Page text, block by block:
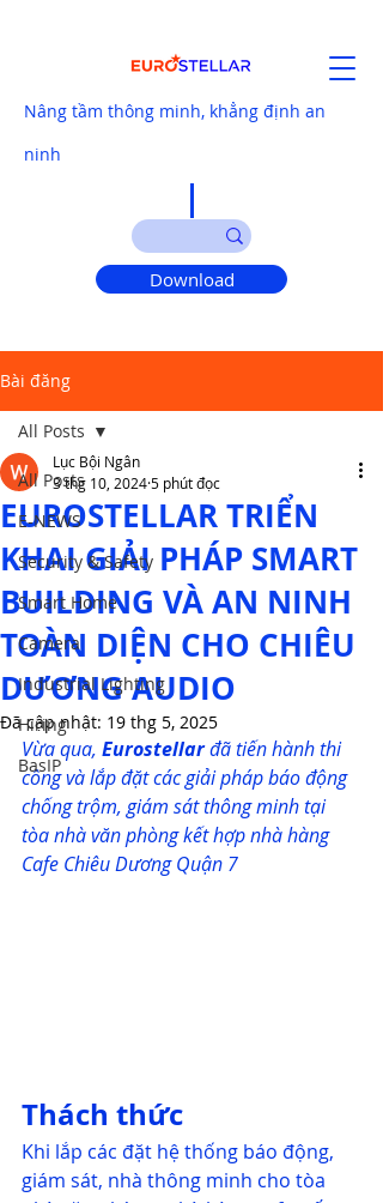
Nâng tầm thông minh, khẳng định an
ninh
Download
Bài đăng
All Posts
E-NEWS
Security & Safety
Smart Home
Camera
Industrial Lighting
Hiring
BasIP
All Posts
EUROSTELLAR TRIỂN
KHAI GIẢI PHÁP SMART
BUILDING VÀ AN NINH
TOÀN DIỆN CHO CHIÊU
DƯƠNG AUDIO
Lục Bội Ngân
3 thg 10, 20245 phút đọc
Đã cập nhật: 19 thg 5, 2025
Vừa qua, Eurostellar đã tiến hành thi
công và lắp đặt các giải pháp báo động
chống trộm, giám sát thông minh tại
tòa nhà văn phòng kết hợp nhà hàng
Cafe Chiêu Dương Quận 7
Thách thức
Khi lắp các đặt hệ thống báo động,
giám sát, nhà thông minh cho tòa